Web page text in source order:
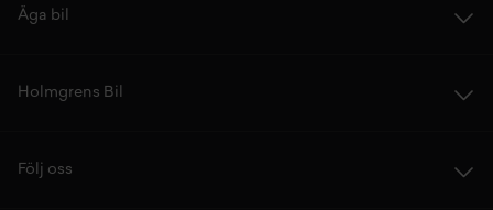
Äga bil
Holmgrens Bil
Följ oss